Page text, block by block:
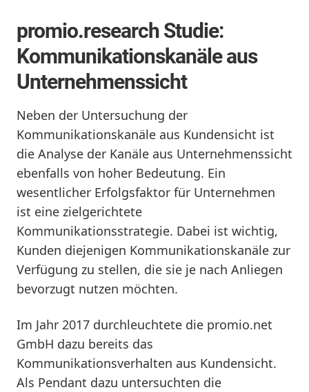
promio.research Studie:
Kommunikationskanäle aus
Unternehmenssicht
Neben der Untersuchung der
Kommunikationskanäle aus Kundensicht ist
die Analyse der Kanäle aus Unternehmenssicht
ebenfalls von hoher Bedeutung. Ein
wesentlicher Erfolgsfaktor für Unternehmen
ist eine zielgerichtete
Kommunikationsstrategie. Dabei ist wichtig,
Kunden diejenigen Kommunikationskanäle zur
Verfügung zu stellen, die sie je nach Anliegen
bevorzugt nutzen möchten.
Im Jahr 2017 durchleuchtete die promio.net
GmbH dazu bereits das
Kommunikationsverhalten aus Kundensicht.
Als Pendant dazu untersuchten die